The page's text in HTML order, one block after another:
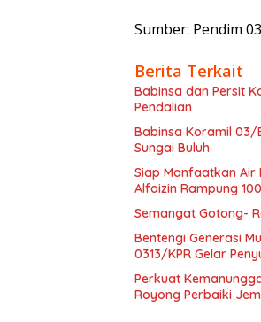
Sumber: Pendim
Berita Terkait
Babinsa dan Persit
Pendalian
Babinsa Koramil 03/
Sungai Buluh
Siap Manfaatkan Air
Alfaizin Rampung
Semangat Gotong-
Bentengi Generasi
0313/KPR Gelar
Perkuat
Royong Perbaiki